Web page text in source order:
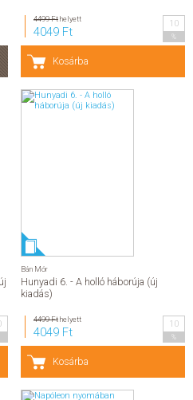
4499 Fthelyett
4049 Ft
10
Kosárba
Bán Mór
Hunyadi 6. - A holló háborúja (új
kiadás)
4499 Fthelyett
4049 Ft
10
Kosárba